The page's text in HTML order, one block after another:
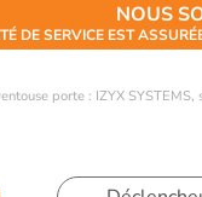
NOUS
DE SERVICE EST
porte : IZYX SYSTEMS,